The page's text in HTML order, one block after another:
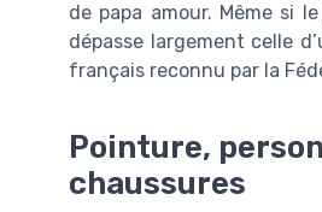
de papa amour. Même si
dépasse largement celle
français reconnu par la
Pointure,
chaussures